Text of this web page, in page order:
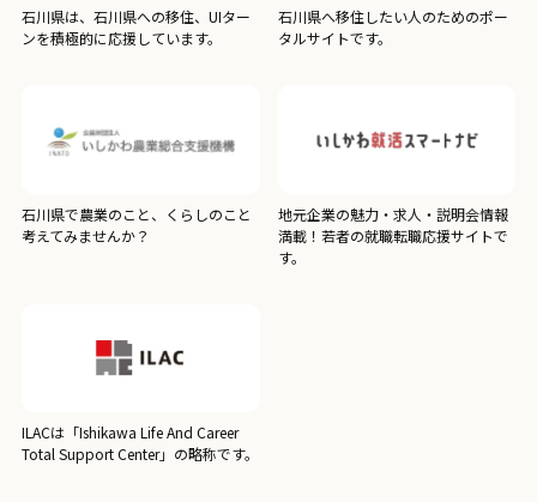
石川県は、石川県への移住、UIター
ンを積極的に応援しています。
石川県へ移住したい人のためのポー
タルサイトです。
石川県で農業のこと、くらしのこと
考えてみませんか？
地元企業の魅力・求人・説明会情報
満載！若者の就職転職応援サイトで
す。
ILACは「Ishikawa Life And Career
Total Support Center」の略称です。